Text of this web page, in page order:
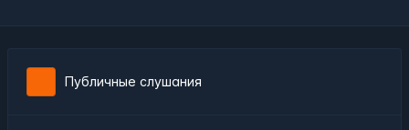
Публичные слушания